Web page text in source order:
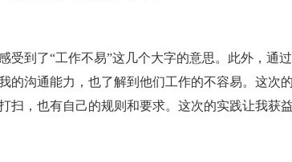
受到了“工作不易”这几个大字的意思。此外，通
的沟通能力，也了解到他们工作的不容易。这次
扫，也有自己的规则和要求。这次的实践让我获